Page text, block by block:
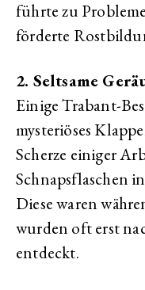
führte zu
förderte
2. Seltsame
Einige Trabant-
mysteriöses
Scherze einiger
Schnapsflaschen
Diese waren
wurden oft erst
entdeckt.